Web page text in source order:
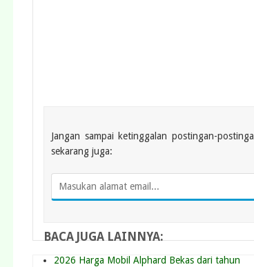
Jangan sampai ketinggalan postingan-
sekarang juga:
BACA JUGA LAINNYA:
2026 Harga Mobil Alphard Bekas dari tahun